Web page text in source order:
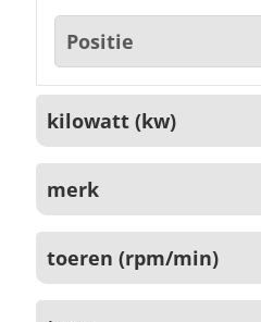
kilowatt (kw)
merk
toeren (rpm/min)